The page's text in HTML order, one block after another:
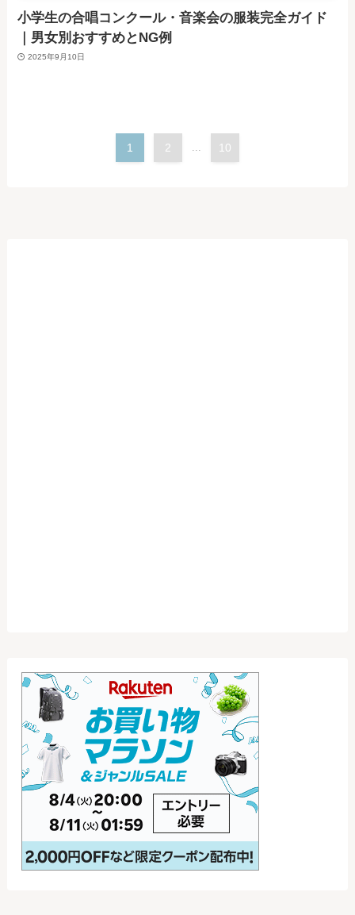
小学生の合唱コンクール・音楽会の服装完全ガイド
｜男女別おすすめとNG例
2025年9月10日
1 2 10